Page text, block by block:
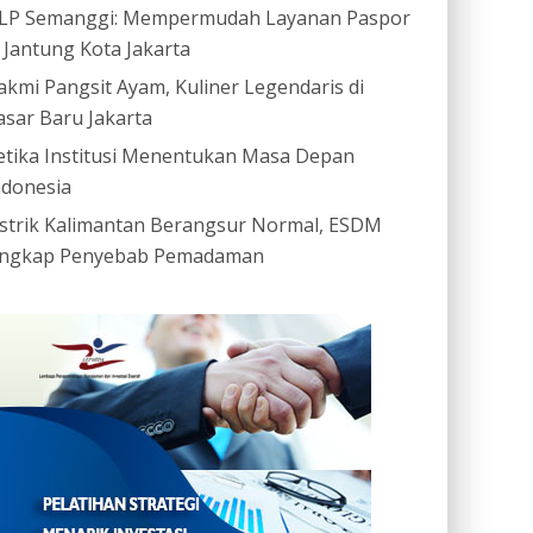
Semanggi: Mempermudah Layanan Paspor
Kota Jakarta
Pangsit Ayam, Kuliner Legendaris di
Baru Jakarta
Institusi Menentukan Masa Depan
Kalimantan Berangsur Normal, ESDM
Penyebab Pemadaman